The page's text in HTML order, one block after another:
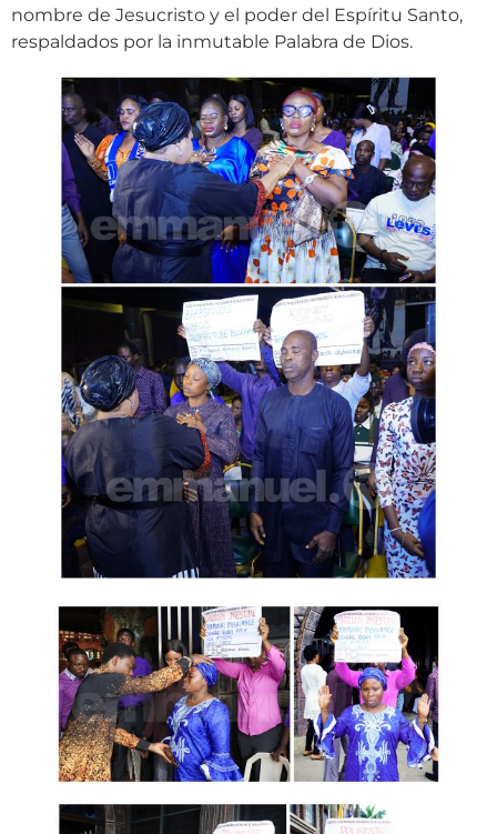
nombre de Jesucristo y el poder del Espíritu Santo,
respaldados por la inmutable Palabra de Dios.